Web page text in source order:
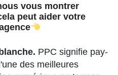
vous montrer
peut aider votre
PPC signifie pay-
des meilleures